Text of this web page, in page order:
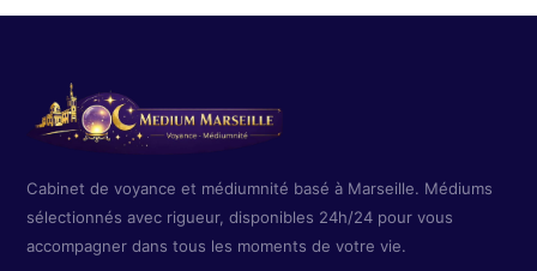
Cabinet de voyance et médiumnité basé à Marseille. Médiums
sélectionnés avec rigueur, disponibles 24h/24 pour vous
accompagner dans tous les moments de votre vie.